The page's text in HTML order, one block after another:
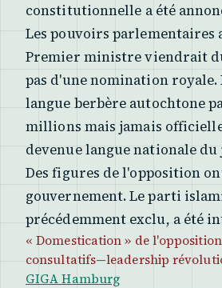
constitutionnelle a été
Les pouvoirs parlementaires
Premier ministre viendrait
pas d'une nomination
langue berbère autochtone
millions mais jamais
devenue langue nationale
Des figures de l'opposition
gouvernement. Le parti
précédemment exclu, a été
« Domestication » de
consultatifs—leadership
GIGA Hamburg